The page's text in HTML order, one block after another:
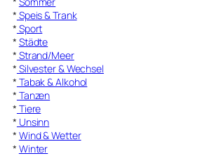
* Speis & Trank
* Sport
* Städte
* Strand/Meer
* Silvester & Wechsel
* Tabak & Alkohol
* Tanzen
* Tiere
* Unsinn
* Wind & Wetter
* Winter